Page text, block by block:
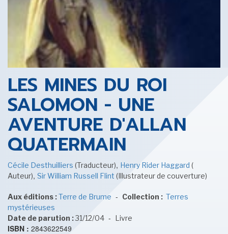
SENSE OF WONDER
CINÉMA ET SÉRIES
LES ACTUALITÉS DE J.R.R. TOLKIEN
LES MINES DU ROI
SALOMON - UNE
AVENTURE D'ALLAN
QUATERMAIN
Cécile Desthuilliers (Traducteur), Henry Rider Haggard (
Auteur), Sir William Russell Flint (Illustrateur de couverture)
Aux éditions :Terre de Brume - Collection : Terres
mystérieuses
Date de parution :31/12/04 - Livre
ISBN : 2843622549